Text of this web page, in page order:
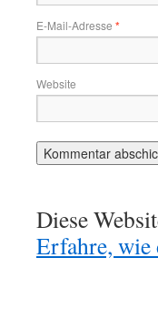
E-Mail-Adresse *
Website
Diese
Erfahre, wie